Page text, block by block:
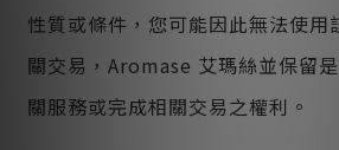
性質或條件，您可能因此無法使用
關交易，Aromase 艾瑪絲並保留
關服務或完成相關交易之權利。